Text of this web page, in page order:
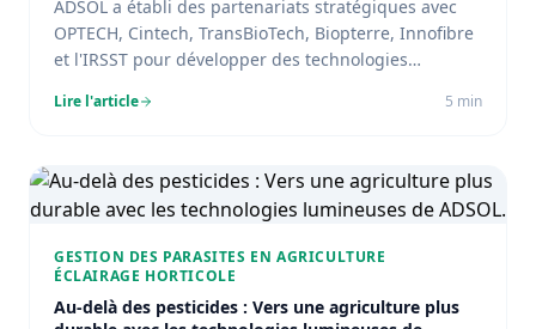
ADSOL a établi des partenariats stratégiques avec
OPTECH, Cintech, TransBioTech, Biopterre, Innofibre
et l'IRSST pour développer des technologies
Lire l'article 5 min
GESTION DES PARASITES EN AGRICULTURE
ÉCLAIRAGE HORTICOLE
Au-delà des pesticides : Vers une agriculture plus